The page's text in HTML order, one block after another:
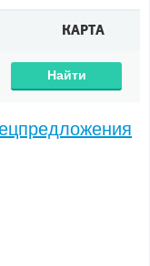
КАРТА
Найти